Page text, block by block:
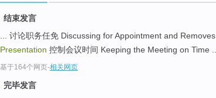
结束发言
... 讨论职务任免 Discussing for Appointment and Removes
Presentation 控制会议时间 Keeping the Meeting on Time ...
基于164个网页-相关网页
完毕发言